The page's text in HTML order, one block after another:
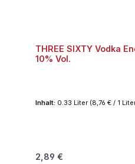
THREE SIXTY Vodka
10% Vol.
Inhalt: 0.33 Liter (8,76 € / 1
Regulärer Preis:
2,89 €